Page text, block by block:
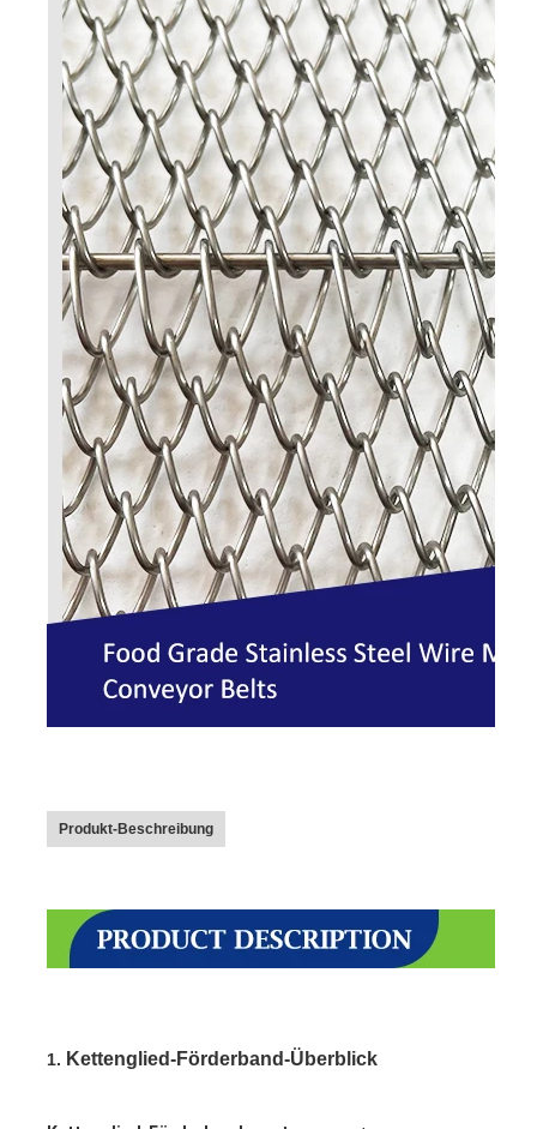
Über uns
Fabrik Tour
Qualitätskontrolle
Kontakt
Nachrichten
Alle Fälle
Edelstahlmaschengurt
Spiraldrahtgeflecht
Hochtemperatur-Maschendraht
Nahrung Mesh Belt
Wabenförderband
Förderkette-Platte
Gewundener Gefrierschrank-Gurt
Produkt-Beschreibung
1. Kettenglied-Förderband-Überblick